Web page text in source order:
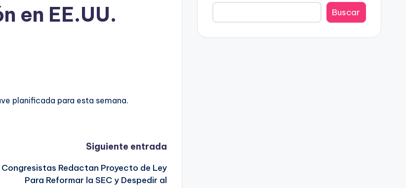
en EE.UU.
planificada para esta semana.
Siguiente entrada
Congresistas Redactan Proyecto de Ley
Para Reformar la SEC y Despedir al
Buscar